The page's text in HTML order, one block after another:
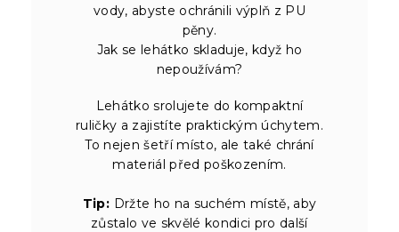
vody, abyste ochránili výplň z PU
pěny.
Jak se lehátko skladuje, když ho
nepoužívám?
Lehátko srolujete do kompaktní
ruličky a zajistíte praktickým úchytem.
To nejen šetří místo, ale také chrání
materiál před poškozením.
Tip: Držte ho na suchém místě, aby
zůstalo ve skvělé kondici pro další